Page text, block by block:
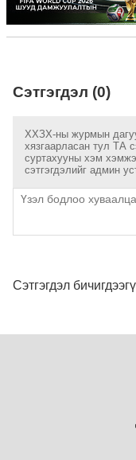
Сэтгэгдэл (0)
ХХЗХ-ны журмын дагуу
хязгаарласан тул ТА
суртахууны хэм
сэтгэгдэлийг админ
Сэтгэгдэл